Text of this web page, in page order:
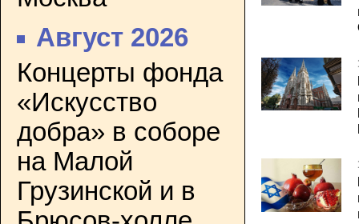
Август 2026
Концерты фонда
«Искусство
добра» в соборе
на Малой
Грузинской и в